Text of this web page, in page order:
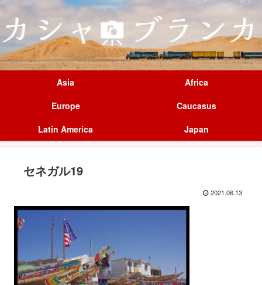
Asia
Africa
Europe
Caucasus
Latin America
Japan
セネガル19
2021.06.13